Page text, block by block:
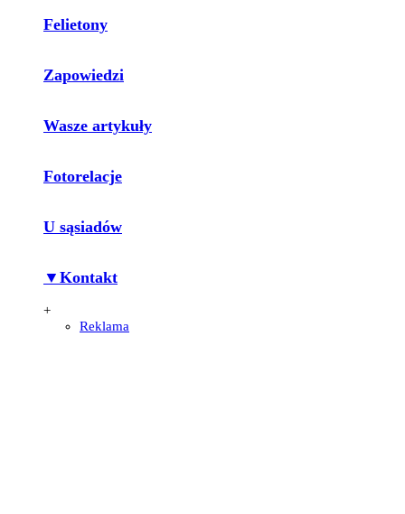
Felietony
Zapowiedzi
Wasze artykuły
Fotorelacje
U sąsiadów
▼Kontakt
+
Reklama